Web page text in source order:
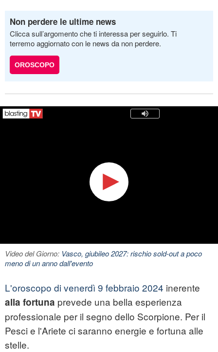
Non perdere le ultime news
Clicca sull’argomento che ti interessa per seguirlo. Ti
terremo aggiornato con le news da non perdere.
OROSCOPO
Video del Giorno: Vasco, giubileo 2027: rischio sold-out a poco
meno di un anno dall'evento
L'oroscopo di venerdì 9 febbraio 2024 inerente
alla fortuna prevede una bella esperienza
professionale per il segno dello Scorpione. Per il
Pesci e l'Ariete ci saranno energie e fortuna alle
stelle.